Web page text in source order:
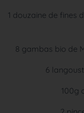
1 douzaine de fines
8 gambas bio de
6
100g